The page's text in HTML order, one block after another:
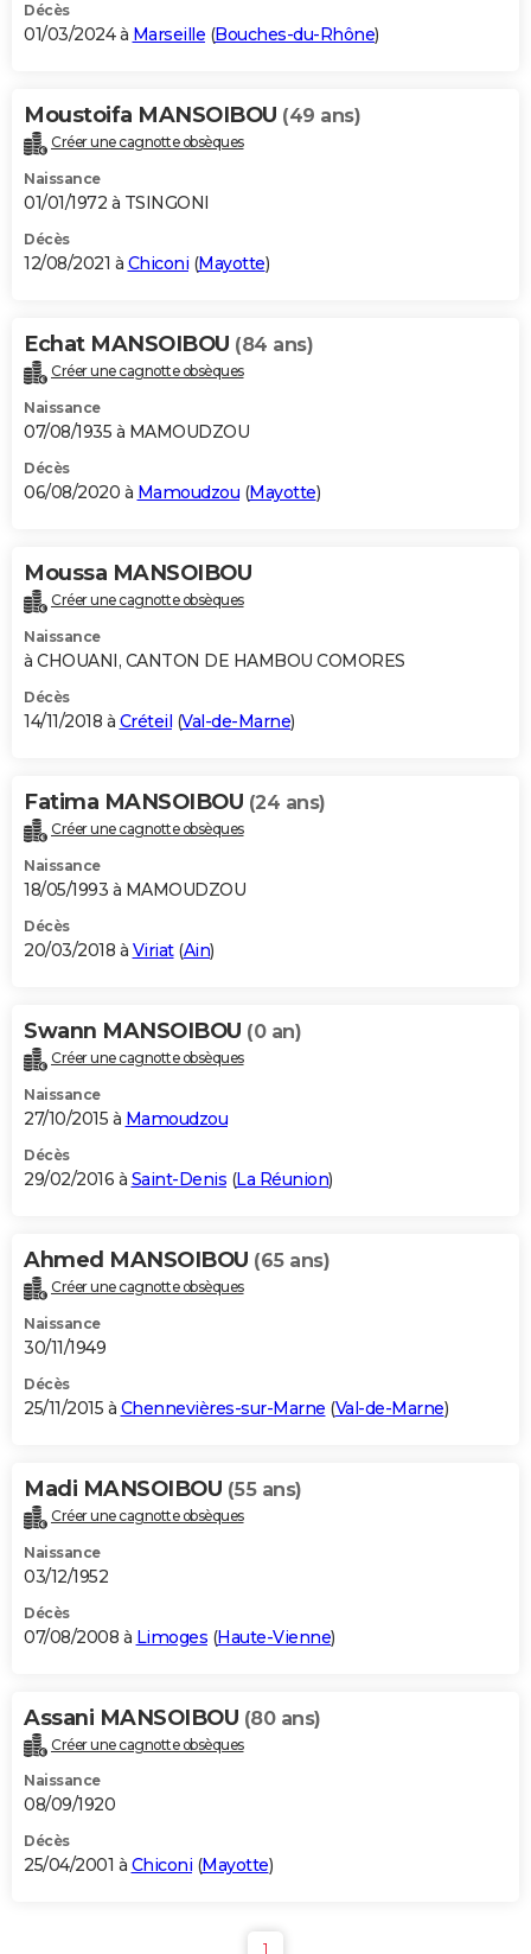
Décès
01/03/2024 à Marseille (Bouches-du-Rhône)
Moustoifa MANSOIBOU (49 ans)
Créer une cagnotte obsèques
Naissance
01/01/1972 à TSINGONI
Décès
12/08/2021 à Chiconi (Mayotte)
Echat MANSOIBOU (84 ans)
Créer une cagnotte obsèques
Naissance
07/08/1935 à MAMOUDZOU
Décès
06/08/2020 à Mamoudzou (Mayotte)
Moussa MANSOIBOU
Créer une cagnotte obsèques
Naissance
à CHOUANI, CANTON DE HAMBOU COMORES
Décès
14/11/2018 à Créteil (Val-de-Marne)
Fatima MANSOIBOU (24 ans)
Créer une cagnotte obsèques
Naissance
18/05/1993 à MAMOUDZOU
Décès
20/03/2018 à Viriat(Ain)
Swann MANSOIBOU (0 an)
Créer une cagnotte obsèques
Naissance
27/10/2015 à Mamoudzou
Décès
29/02/2016 à Saint-Denis (La Réunion)
Ahmed MANSOIBOU (65 ans)
Créer une cagnotte obsèques
Naissance
30/11/1949
Décès
25/11/2015 à Chennevières-sur-Marne (Val-de-Marne)
Madi MANSOIBOU (55 ans)
Créer une cagnotte obsèques
Naissance
03/12/1952
Décès
07/08/2008 à Limoges (Haute-Vienne)
Assani MANSOIBOU (80 ans)
Créer une cagnotte obsèques
Naissance
08/09/1920
Décès
25/04/2001 à Chiconi (Mayotte)
1